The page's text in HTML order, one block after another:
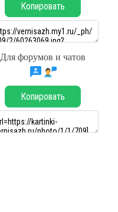
Копировать
Для форумов и чатов
Копировать